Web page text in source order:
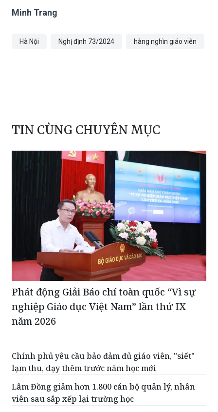
thêm theo Nghị định 73.
Minh Trang
TIN CÙNG CHUYÊN MỤC
Phát động Giải Báo chí toàn quốc “Vì sự
năm 2026
Chính phủ yêu cầu bảo đảm đủ giáo viên, "siết"
lạm thu, dạy thêm trước năm học mới